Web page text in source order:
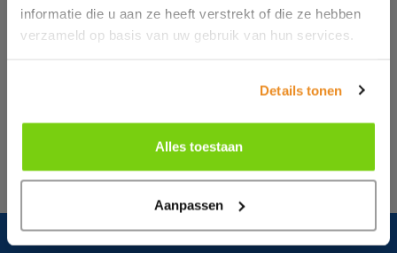
informatie die u aan ze heeft verstrekt of die ze hebben
verzameld op basis van uw gebruik van hun services.
Details tonen
Alles toestaan
Aanpassen
T:0229 279 030
E: sales@moretec.nl